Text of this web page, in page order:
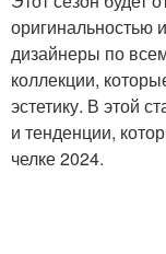
оригинальностью
дизайнеры по
коллекции,
эстетику. В этой
и тенденции,
челке 2024.